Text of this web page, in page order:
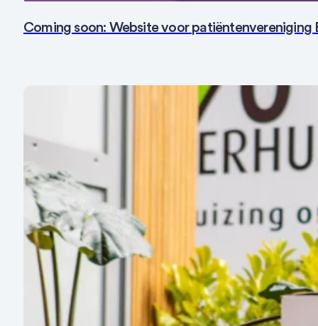
Coming soon: Website voor patiëntenvereniging
Fotografie SEO Social Media Strategie